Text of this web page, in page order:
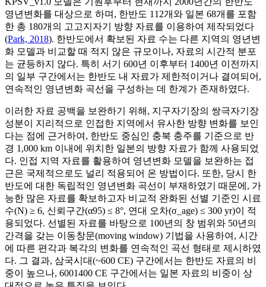
영년변화를 대상으로 하며, 한반도 112개와 일본 68개를 포함
한 총 180개의 고고지자기 방향 자료를 이용하여 제작되었다
(Park, 2018). 한반도에서 확보된 자료 수는 다른 지역의 영년변
화 모델과 비교할 때 적지 않은 규모이나, 자료의 시간적 분포
는 균등하지 않다. 특히 서기 600년 이후부터 1400년 이전까지
의 일부 구간에서는 한반도 내 자료가 제한적이거나 결여되어,
연속적인 영년변화 곡선을 구성하는 데 한계가 존재하였다.
이러한 자료 공백을 보완하기 위해, 지구자기장의 쌍극자기장
성분이 지리적으로 인접한 지역에서 유사한 방향 변화를 보인
다는 점에 근거하여, 한반도 중심인 충북 충주를 기준으로 반
경 1,000 km 이내에 위치한 일본의 방향 자료가 함께 사용되었
다. 인접 지역 자료를 활용하여 영년변화 모델을 보완하는 접
근은 국제적으로도 널리 적용되어 온 방법이다. 또한, 당시 한
반도에 대한 독립적인 영년변화 곡선이 부재하였기 때문에, 가
능한 많은 자료를 확보하고자 비교적 완화된 선별 기준인 시료
수(N) ≥ 6, 신뢰구간(α95) ≤ 8°, 연대 오차(σ_age) ≤ 300 yr)이 적
용되었다. 선별된 자료를 바탕으로 100년의 창 범위와 50년의
간격을 갖는 이동창문(moving window) 기법을 사용하여, 시간
에 따른 편각과 복각의 변화를 연속적인 곡선 형태로 제시하였
다. 그 결과, 삼국시대(~600 CE) 구간에서는 한반도 자료의 비
중이 높으나, 600­1400 CE 구간에서는 일본 자료의 비중이 상